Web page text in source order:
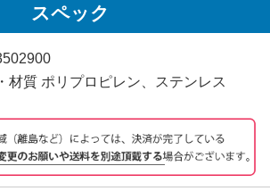
スペック
・材質 ポリプロピレン、ステンレス